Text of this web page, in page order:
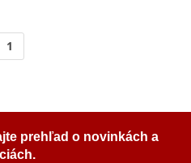
1
prehľad o novinkách a